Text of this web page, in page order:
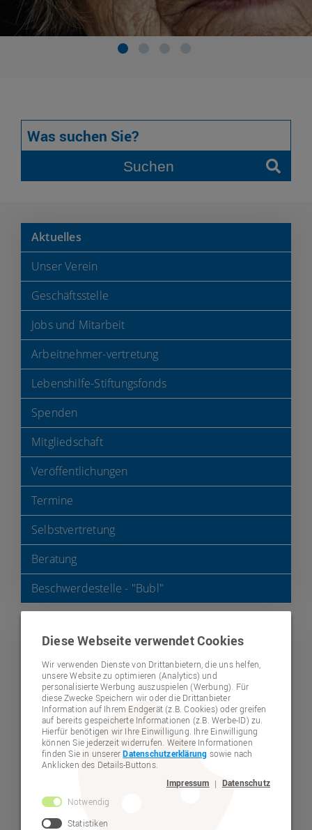
Suchen
Aktuelles
Unser Verein
Geschäftsstelle
Jobs und Mitarbeit
Arbeitnehmer-vertretung
Lebenshilfe-Stiftungsfonds
Spenden
Mitgliedschaft
Veröffentlichungen
Termine
Selbstvertretung
Beratung
Beschwerdestelle - "Bubl"
Jetzt mal alle Ohren
spitzen!
Diese Webseite verwendet Cookies
Wir verwenden Dienste von Drittanbietern, die uns helfen,
unsere Website zu optimieren (Analytics) und
personalisierte Werbung auszuspielen (Werbung). Für
diese Zwecke Speichern wir oder die Drittanbieter
Information auf Ihrem Endgerät (z.B. Cookies) oder greifen
auf bereits gespeicherte Informationen (z.B. Werbe-ID) zu.
Hierfür benötigen wir Ihre Einwilligung. Ihre Einwilligung
können Sie jederzeit widerrufen. Weitere Informationen
finden Sie in unsererDatenschutzerklärung sowie nach
Anklicken des Details-Buttons.
Impressum | Datenschutz
Notwendig
Statistiken